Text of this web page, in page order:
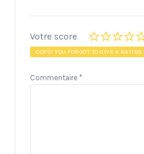
Votre score
OOPS! YOU FORGOT TO GIVE A RATING.
Commentaire *